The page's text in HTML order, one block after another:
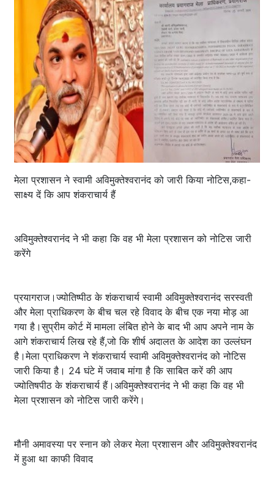
मेला प्रशासन ने स्वामी अविमुक्तेश्वरानंद को जारी किया नोटिस,कहा-
साक्ष्य दें कि आप शंकराचार्य हैं
अविमुक्तेश्वरानंद ने भी कहा कि वह भी मेला प्रशासन को नोटिस जारी
करेंगे
प्रयागराज।ज्योतिष्पीठ के शंकराचार्य स्वामी अविमुक्तेश्वरानंद सरस्वती
और मेला प्राधिकरण के बीच चल रहे विवाद के बीच एक नया मोड़ आ
गया है।सुप्रीम कोर्ट में मामला लंबित होने के बाद भी आप अपने नाम के
आगे शंकराचार्य लिख रहे हैं,जो कि शीर्ष अदालत के आदेश का उल्लंघन
है।मेला प्राधिकरण ने शंकराचार्य स्वामी अविमुक्तेश्वरानंद को नोटिस
जारी किया है। 24 घंटे में जवाब मांगा है कि साबित करें की आप
ज्योतिषपीठ के शंकराचार्य हैं।अविमुक्तेश्वरानंद ने भी कहा कि वह भी
मेला प्रशासन को नोटिस जारी करेंगे।
मौनी अमावस्या पर स्नान को लेकर मेला प्रशासन और अविमुक्तेश्वरानंद
में हुआ था काफी विवाद